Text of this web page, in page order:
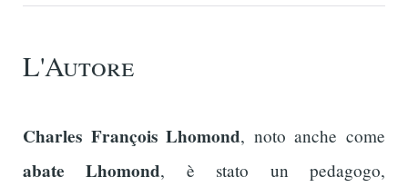
L'Autore
Charles François Lhomond, noto anche come
abate Lhomond, è stato un pedagogo,